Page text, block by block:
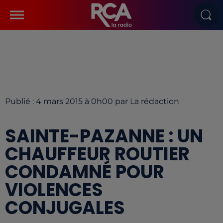
Publié : 4 mars 2015 à 0h00 par La rédaction
SAINTE-PAZANNE : UN
CHAUFFEUR ROUTIER
CONDAMNÉ POUR
VIOLENCES
CONJUGALES